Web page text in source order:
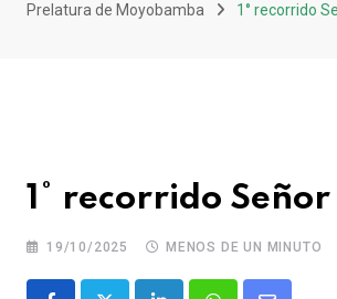
Prelatura de Moyobamba 1° recorrido
1° recorrido
19/10/2025 MENOS DE UN MINUTO